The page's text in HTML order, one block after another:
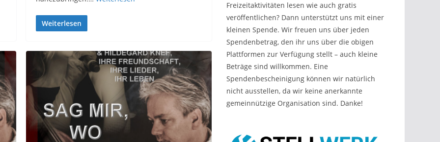
Weiterlesen
Freizeitaktivitäten lesen wie auch gratis
veröffentlichen? Dann unterstützt uns mit einer
kleinen Spende. Wir freuen uns über jeden
Spendenbetrag, den ihr uns über die obigen
Plattformen zur Verfügung stellt – auch kleine
Beträge sind willkommen. Eine
Spendenbescheinigung können wir natürlich
nicht ausstellen, da wir keine anerkannte
gemeinnützige Organisation sind. Danke!